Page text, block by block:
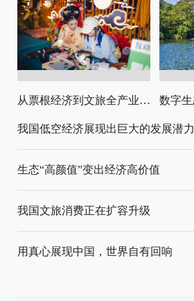
从票根经济到文旅全产业链升级
我国低空经济展现出巨大的发展潜力
生态“高颜值”变出经济高价值
我国文旅消费正在扩容升级
用真心展现中国，世界自有回响